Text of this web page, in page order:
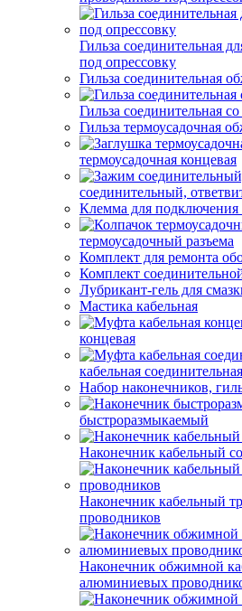
Гильза соединительная
под опрессовку
Гильза соединительная
Гильза соединительная
Гильза термоусадочная
термоусадочная концевая
соединительный,
Клемма для подключения
термоусадочный разъема
Комплект для ремонта
Комплект
Лубрикант-гель для
Мастика кабельная
концевая
кабельная соединительная
Набор наконечников,
быстроразмыкаемый
Наконечник кабельный
Наконечник кабельный
проводников
Наконечник обжимной
алюминиевых